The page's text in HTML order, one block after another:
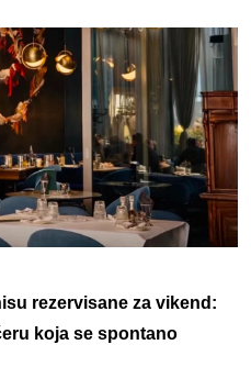
rezervisane za vikend:
koja se spontano